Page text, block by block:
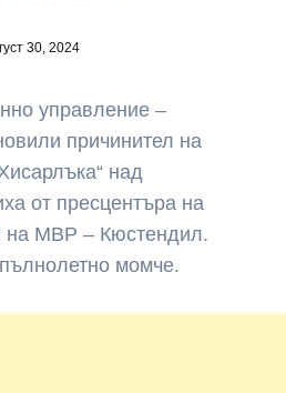
30, 2024
управление –
причинител на
над
от пресцентъра на
на МВР – Кюстендил.
момче.